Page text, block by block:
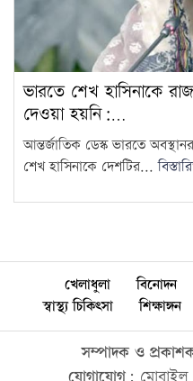
ভারতে শেখ হাসিনাকে
দেওয়া হয়নি:…
আন্তর্জাতিক ডেস্ক ভারতে
শেখ হাসিনাকে দেশটির...
খেলাধুলা বিনোদন
স্বাস্থ্য চিকিৎসা
শিক্ষাঙ্গন
সম্পাদক ও